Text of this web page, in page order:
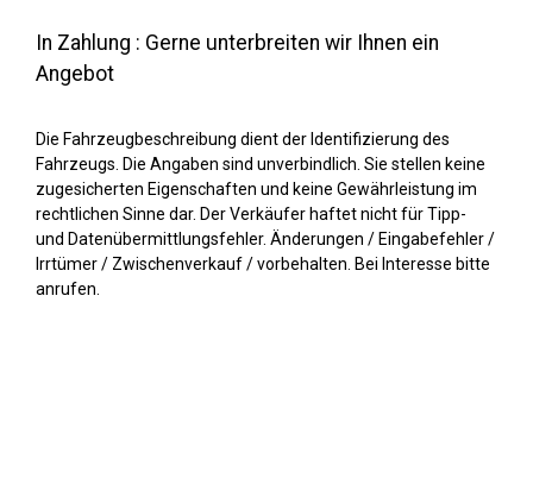
In Zahlung : Gerne unterbreiten wir Ihnen ein
Angebot
Die Fahrzeugbeschreibung dient der Identifizierung des
Fahrzeugs. Die Angaben sind unverbindlich. Sie stellen keine
zugesicherten Eigenschaften und keine Gewährleistung im
rechtlichen Sinne dar. Der Verkäufer haftet nicht für Tipp-
und Datenübermittlungsfehler. Änderungen / Eingabefehler /
Irrtümer / Zwischenverkauf / vorbehalten. Bei Interesse bitte
anrufen.